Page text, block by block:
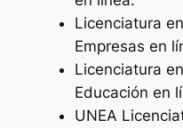
Licenciatura
Empresas en
Licenciatura
Educación en
UNEA